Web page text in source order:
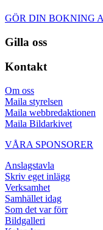
GÖR DIN BOKNING
Gilla oss
Kontakt
Om oss
Maila styrelsen
Maila webbredaktionen
Maila Bildarkivet
VÅRA SPONSORER
Anslagstavla
Skriv eget inlägg
Verksamhet
Samhället idag
Som det var förr
Bildgalleri